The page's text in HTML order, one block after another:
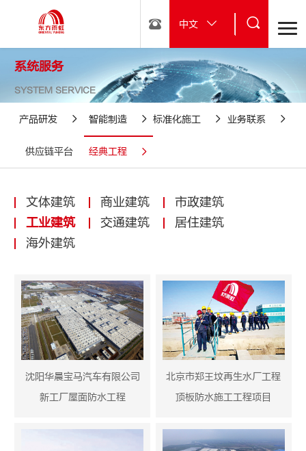
中文
系统服务
SYSTEM SERVICE
产品研发 智能制造 标准化施工 业务联系
供应链平台 经典工程
文体建筑 商业建筑
市政建筑
工业建筑
交通建筑
居住建筑
海外建筑
沈阳华晨宝马汽车有限公司
新工厂屋面防水工程
北京市郑王坟再生水厂工程
顶板防水施工工程项目